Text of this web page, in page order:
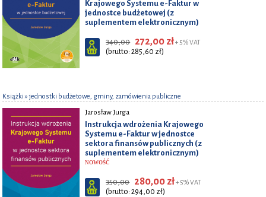
Krajowego Systemu e-Faktur w
jednostce budżetowej (z
suplementem elektronicznym)
340,00 272,00 zł+ 5% VAT
(brutto: 285,60 zł)
Książki» jednostki budżetowe, gminy, zamówienia publiczne
Jarosław Jurga
Instrukcja wdrożenia Krajowego
Systemu e-Faktur w jednostce
sektora finansów publicznych (z
suplementem elektronicznym)
NOWOŚĆ
350,00 280,00 zł+ 5% VAT
(brutto: 294,00 zł)